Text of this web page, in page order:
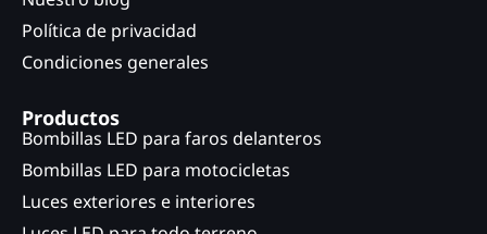
Política de privacidad
Condiciones generales
Productos
Bombillas LED para faros delanteros
Bombillas LED para motocicletas
Luces exteriores e interiores